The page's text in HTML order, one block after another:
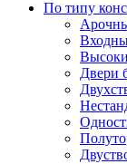
По типу
Двери